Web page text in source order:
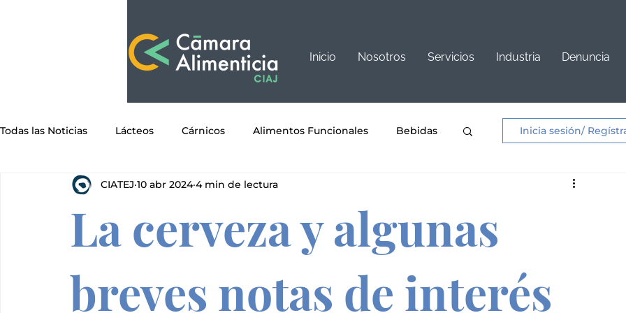
Inicio Nosotros Servicios Industria Denuncia
Todas las Noticias Lácteos Cárnicos Alimentos Funcionales Bebidas
Granos y Semillas Helados y Paletas Condimentos y Aderezos
Confitería Agroindustria Masa y Tortilla Panificacion
Ingredientes Suplementos Alimenticios
Inicia sesión/
La cerveza y algunas
breves notas de interés
CIATEJ 10 abr 2024 4 min de lectura